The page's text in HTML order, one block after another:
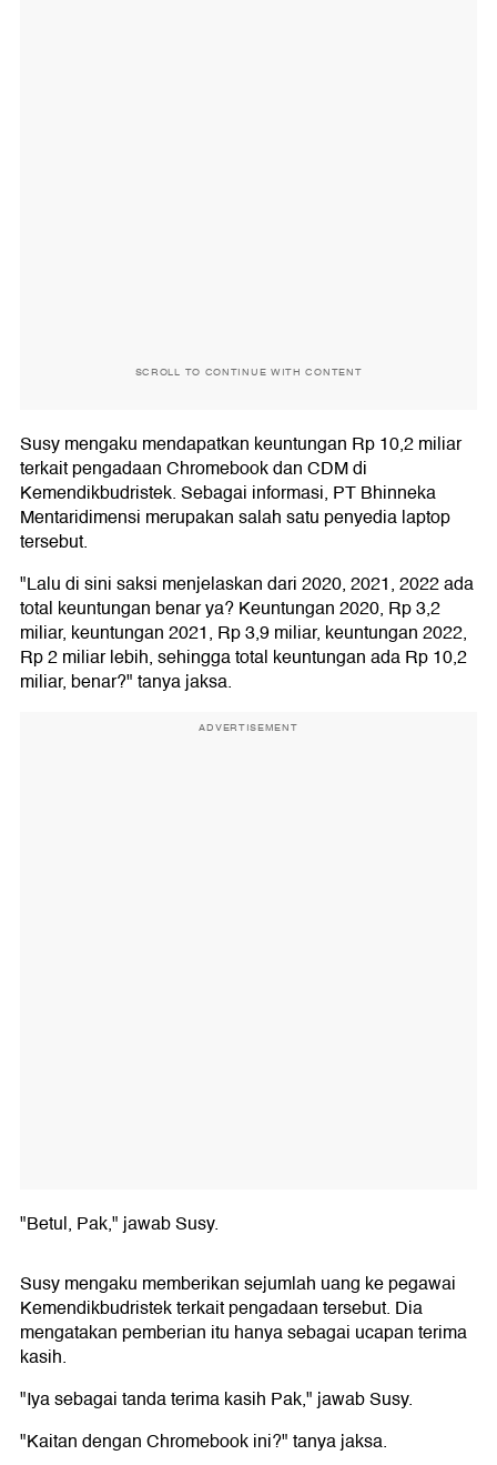
SCROLL TO CONTINUE WITH CONTENT
Susy mengaku mendapatkan keuntungan Rp 10,2 miliar
terkait pengadaan Chromebook dan CDM di
Kemendikbudristek. Sebagai informasi, PT Bhinneka
Mentaridimensi merupakan salah satu penyedia laptop
tersebut.
"Lalu di sini saksi menjelaskan dari 2020, 2021, 2022 ada
total keuntungan benar ya? Keuntungan 2020, Rp 3,2
miliar, keuntungan 2021, Rp 3,9 miliar, keuntungan 2022,
Rp 2 miliar lebih, sehingga total keuntungan ada Rp 10,2
miliar, benar?" tanya jaksa.
ADVERTISEMENT
"Betul, Pak," jawab Susy.
Susy mengaku memberikan sejumlah uang ke pegawai
Kemendikbudristek terkait pengadaan tersebut. Dia
mengatakan pemberian itu hanya sebagai ucapan terima
kasih.
"Iya sebagai tanda terima kasih Pak," jawab Susy.
"Kaitan dengan Chromebook ini?" tanya jaksa.